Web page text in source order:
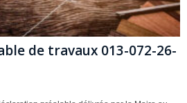
de travaux 013-072-26-